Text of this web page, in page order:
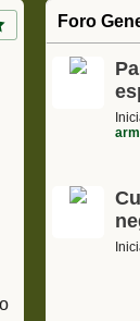
Motor
Foro